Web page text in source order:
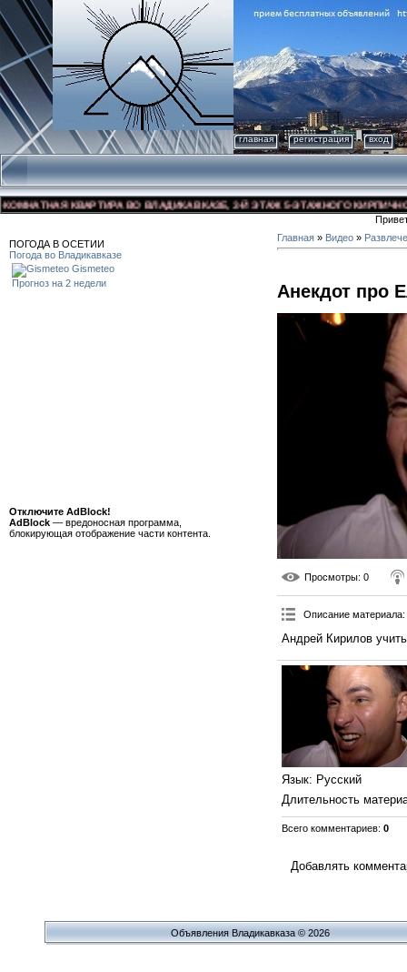
главная регистрация вход
КВАРТИРА ВО ВЛАДИКАВКАЗЕ, 3-Й ЭТАЖ 5-ЭТАЖНОГО
ПОГОДА В ОСЕТИИ
Погода во Владикавказе
Gismeteo
Прогноз на 2 недели
Отключите AdBlock!
AdBlock — вредоносная программа,
блокирующая отображение части контента.
Главная » Видео »
Анекдот про
Просмотры: 0
Описание материала:
Андрей Кирилов
Язык: Русский
Длительность
Всего комментариев: 0
Добавлять
Объявления Владикавказа © 2026